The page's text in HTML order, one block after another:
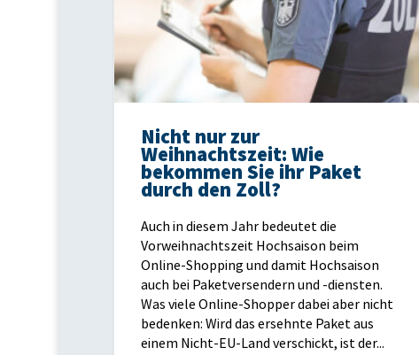
Nicht nur zur
Weihnachtszeit: Wie
bekommen Sie ihr Paket
durch den Zoll?
Auch in diesem Jahr bedeutet die
Vorweihnachtszeit Hochsaison beim
Online-Shopping und damit Hochsaison
auch bei Paketversendern und -diensten.
Was viele Online-Shopper dabei aber nicht
bedenken: Wird das ersehnte Paket aus
einem Nicht-EU-Land verschickt, ist der...